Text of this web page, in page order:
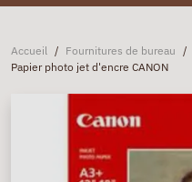
Accueil / Fournitures de bureau /
Papier photo jet d'encre CANON